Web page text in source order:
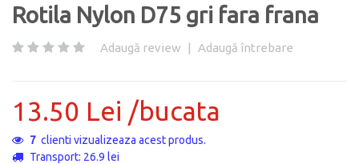
Rotila Nylon D75 gri fara frana
Adaugă review | Adaugă întrebare
13.50 Lei /bucata
7 clienti vizualizeaza acest produs.
Transport: 26.9 lei